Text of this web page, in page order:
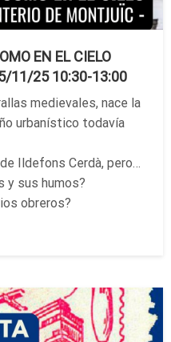
EN EL CIELO
11/25 10:30-13:00
medievales, nace la
urbanístico todavía
Ildefons Cerdà, pero…
y sus humos?
obreros?